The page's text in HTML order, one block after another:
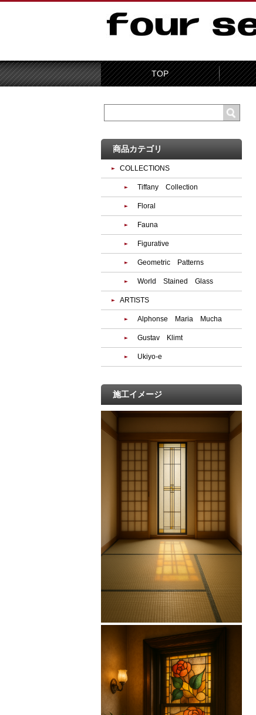
TOP
商品カテゴリ
COLLECTIONS
Tiffany Collection
Floral
Fauna
Figurative
Geometric Patterns
World Stained Glass
ARTISTS
Alphonse Maria Mucha
Gustav Klimt
Ukiyo-e
施工イメージ